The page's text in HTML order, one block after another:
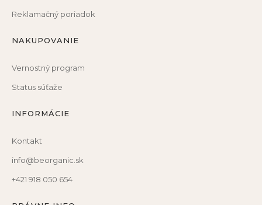
Reklamačný poriadok
NAKUPOVANIE
Vernostný program
Status súťaže
INFORMÁCIE
Kontakt
info@beorganic.sk
+421 918 050 654